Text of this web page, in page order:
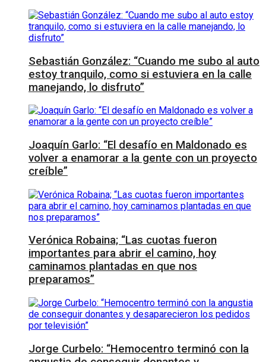
Sebastián González: “Cuando me subo al auto
estoy tranquilo, como si estuviera en la calle
manejando, lo disfruto”
Joaquín Garlo: “El desafío en Maldonado es
volver a enamorar a la gente con un proyecto
creíble”
Verónica Robaina; “Las cuotas fueron
importantes para abrir el camino, hoy
caminamos plantadas en que nos
preparamos”
Jorge Curbelo: “Hemocentro terminó con la